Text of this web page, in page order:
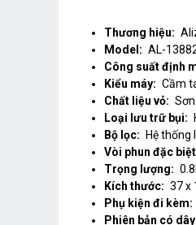
Thương hiệu:
Model: AL-
Công suất định
Kiểu máy: Cầm
Chất liệu vỏ:
Loại lưu trữ bụi:
Bộ lọc:
Hệ thống
Vòi phun đặc
Trọng lượng:
Kích thước: 37 x
Phụ kiện đi kèm:
Phiên bản có